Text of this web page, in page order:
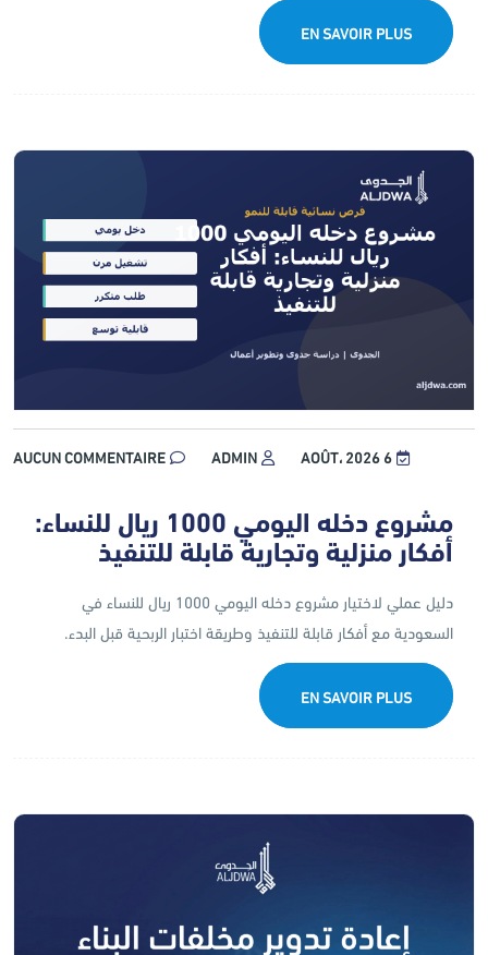
EN SAVOIR PLUS
6 AOÛT، 2026 ADMIN
AUCUN COMMENTAIRE
مشروع دخله اليومي 1000 ريال للنساء:
أفكار منزلية وتجارية قابلة للتنفيذ
دليل عملي لاختيار مشروع دخله اليومي 1000 ريال للنساء في
السعودية مع أفكار قابلة للتنفيذ وطريقة اختبار الربحية قبل البدء.
EN SAVOIR PLUS